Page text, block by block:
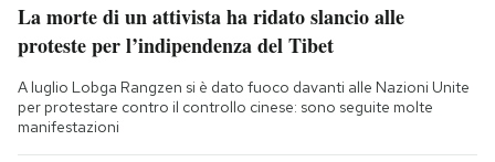
La morte di un attivista ha ridato slancio alle
proteste per l’indipendenza del Tibet
A luglio Lobga Rangzen si è dato fuoco davanti alle Nazioni Unite
per protestare contro il controllo cinese: sono seguite molte
manifestazioni